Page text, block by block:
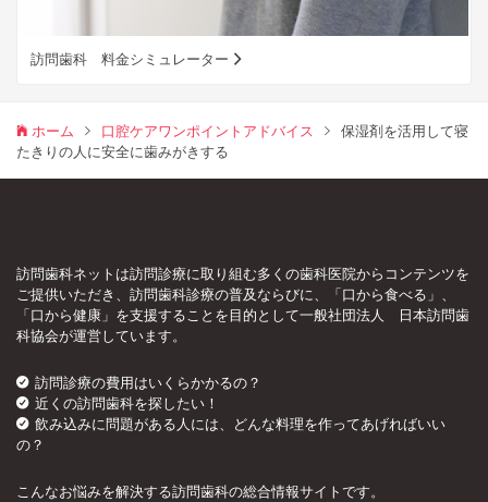
訪問歯科 料金シミュレーター
ホーム 口腔ケアワンポイントアドバイス
保湿剤を活用して寝
たきりの人に安全に歯みがきする
訪問歯科ネットは訪問診療に取り組む多くの歯科医院からコンテンツを
ご提供いただき、訪問歯科診療の普及ならびに、「口から食べる」、
「口から健康」を支援することを目的として一般社団法人 日本訪問歯
科協会が運営しています。
訪問診療の費用はいくらかかるの？
近くの訪問歯科を探したい！
飲み込みに問題がある人には、どんな料理を作ってあげればいい
の？
こんなお悩みを解決する訪問歯科の総合情報サイトです。